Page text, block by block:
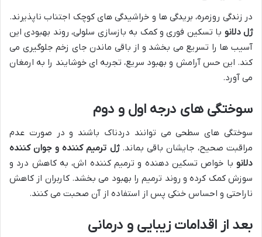
در زندگی روزمره، بریدگی ها و خراشیدگی های کوچک اجتناب ناپذیرند.
ژل دلانو با تسکین فوری و کمک به بازسازی سلولی، روند بهبودی این
آسیب ها را تسریع می بخشد و از باقی ماندن جای زخم جلوگیری می
کند. این حس آرامش و بهبود سریع، تجربه ای خوشایند را به ارمغان
می آورد.
سوختگی های درجه اول و دوم
سوختگی های سطحی می توانند دردناک باشند و در صورت عدم
مراقبت صحیح، جایشان باقی بماند.ژل ترمیم کننده و جوان کننده
دلانو با خواص تسکین دهنده و ترمیم کننده اش، به کاهش درد و
سوزش کمک کرده و روند ترمیم را بهبود می بخشد. کاربران از کاهش
ناراحتی و احساس خنکی پس از استفاده از آن صحبت می کنند.
بعد از اقدامات زیبایی و درمانی